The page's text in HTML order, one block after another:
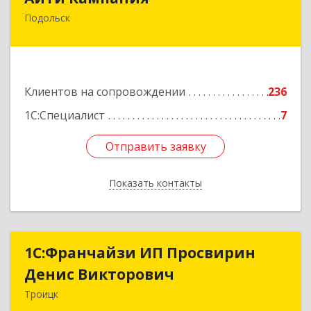
Подольск
Клиентов на сопровождении
236
1С:Специалист
7
Отправить заявку
Показать контакты
Отправить заявку
Назад
1C:Франчайзи ИП Просвирин
Денис Викторович
Троицк
1C:Франчайзи ИП Просвирин
Денис Викторович